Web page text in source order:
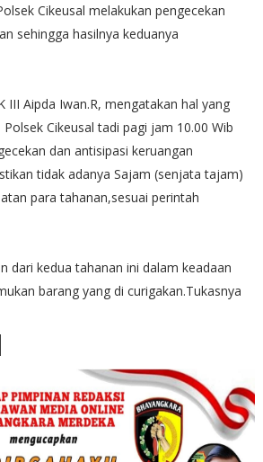
Cikeusal melakukan pengecekan
sehingga hasilnya keduanya
III Aipda Iwan.R, mengatakan hal yang
Cikeusal tadi pagi jam 10.00 Wib
dan antisipasi keruangan
tidak adanya Sajam (senjata tajam)
para tahanan,sesuai perintah
dari kedua tahanan ini dalam keadaan
barang yang di curigakan.Tukasnya